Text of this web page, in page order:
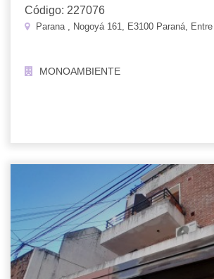
Código: 227076
Parana , Nogoyá 161, E3100 Paraná,
MONOAMBIENTE